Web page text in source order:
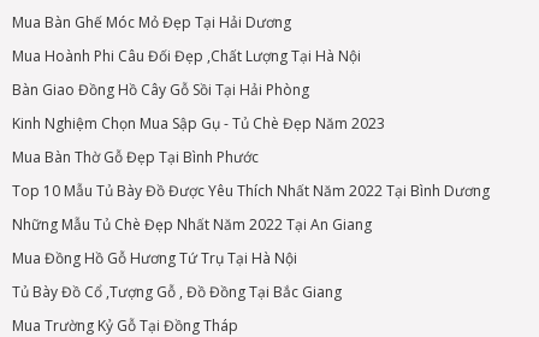
Mua Bàn Ghế Móc Mỏ Đẹp Tại Hải Dương
Mua Hoành Phi Câu Đối Đẹp ,Chất Lượng Tại Hà Nội
Bàn Giao Đồng Hồ Cây Gỗ Sồi Tại Hải Phòng
Kinh Nghiệm Chọn Mua Sập Gụ - Tủ Chè Đẹp Năm 2023
Mua Bàn Thờ Gỗ Đẹp Tại Bình Phước
Top 10 Mẫu Tủ Bày Đồ Được Yêu Thích Nhất Năm 2022 Tại Bình Dương
Những Mẫu Tủ Chè Đẹp Nhất Năm 2022 Tại An Giang
Mua Đồng Hồ Gỗ Hương Tứ Trụ Tại Hà Nội
Tủ Bày Đồ Cổ ,Tượng Gỗ , Đồ Đồng Tại Bắc Giang
Mua Trường Kỷ Gỗ Tại Đồng Tháp